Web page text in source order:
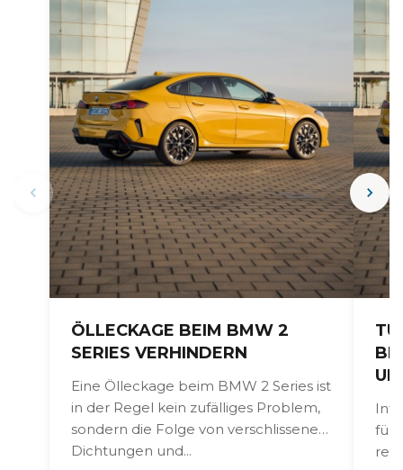
TURBOLADERPROBLEME BEI
BMW 2 SERIES ERKENNEN
UND VERHINDERN
Interner Verschleiß des Turboladers
führt bei der BMW 2 Series
regelmäßig zu Leistungsverlust und